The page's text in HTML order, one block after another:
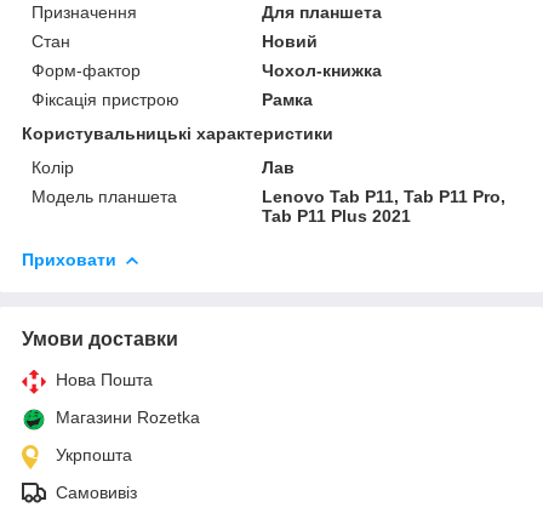
Призначення
Для планшета
Стан
Новий
Форм-фактор
Чохол-книжка
Фіксація пристрою
Рамка
Користувальницькі характеристики
Колір
Лав
Модель планшета
Lenovo Tab P11, Tab P11 Pro,
Tab P11 Plus 2021
Приховати
Умови доставки
Нова Пошта
Магазини Rozetka
Укрпошта
Самовивіз